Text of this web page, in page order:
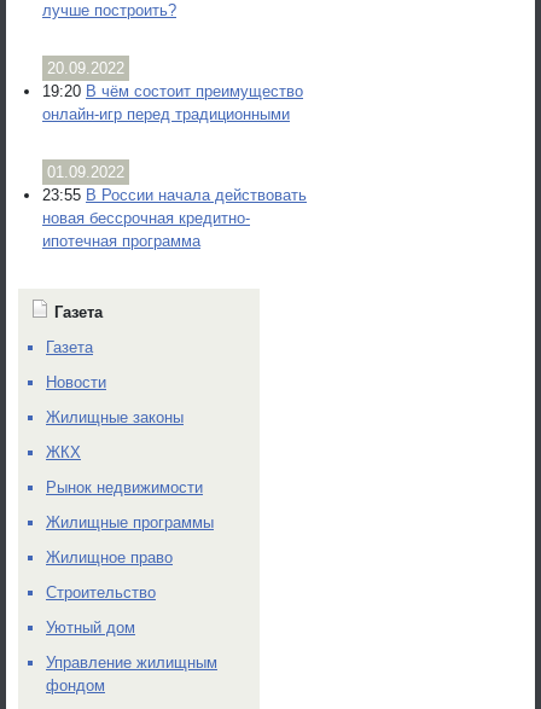
лучше построить?
20.09.2022
19:20 В чём состоит преимущество
онлайн-игр перед традиционными
01.09.2022
23:55 В России начала действовать
новая бессрочная кредитно-
ипотечная программа
Газета
Газета
Новости
Жилищные законы
ЖКХ
Рынок недвижимости
Жилищные программы
Жилищное право
Строительство
Уютный дом
Управление жилищным
фондом